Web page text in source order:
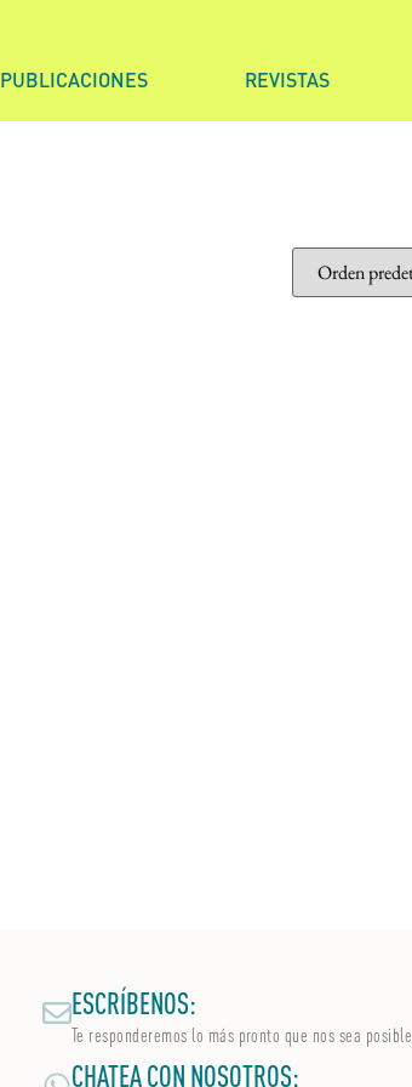
PUBLICACIONES REVISTAS
ESCRÍBENOS:
Te responderemos lo más pronto que nos sea posible.
CHATEA CON NOSOTROS: